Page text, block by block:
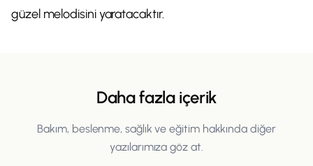
güzel melodisini yaratacaktır.
Daha fazla içerik
Bakım, beslenme, sağlık ve eğitim hakkında diğer
yazılarımıza göz at.